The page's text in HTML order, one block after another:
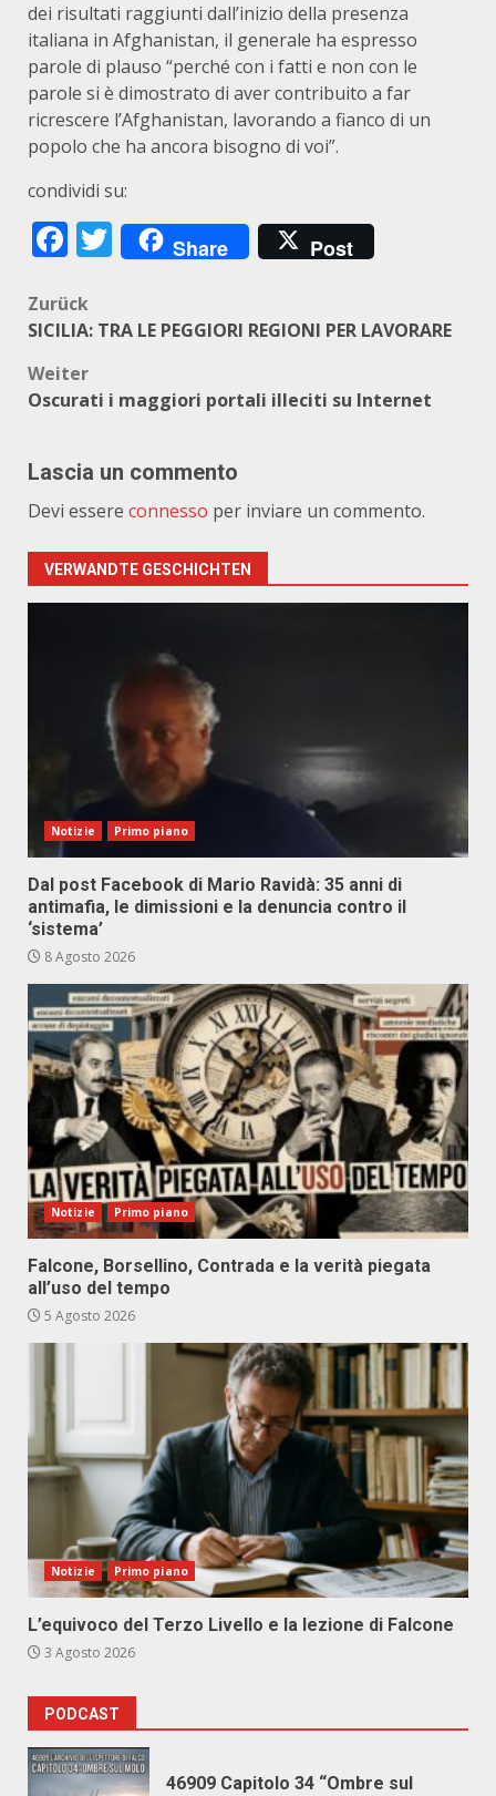
dei risultati raggiunti dall’inizio della presenza
italiana in Afghanistan, il generale ha espresso
parole di plauso “perché con i fatti e non con le
parole si è dimostrato di aver contribuito a far
ricrescere l’Afghanistan, lavorando a fianco di un
popolo che ha ancora bisogno di voi”.
condividi su:
Facebook
Twitter
Share Post
Beitragsnavigation
Zurück
SICILIA: TRA LE PEGGIORI REGIONI PER LAVORARE
Weiter
Oscurati i maggiori portali illeciti su Internet
Lascia un commento
Devi essere connesso per inviare un commento.
VERWANDTE GESCHICHTEN
Notizie Primo piano
Dal post Facebook di Mario Ravidà: 35 anni di
antimafia, le dimissioni e la denuncia contro il
‘sistema’
8 Agosto 2026
Notizie Primo piano
Falcone, Borsellino, Contrada e la verità piegata
all’uso del tempo
5 Agosto 2026
Notizie Primo piano
L’equivoco del Terzo Livello e la lezione di Falcone
3 Agosto 2026
PODCAST
46909 Capitolo 34 “Ombre sul